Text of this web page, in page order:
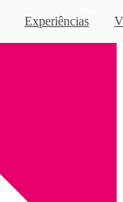
Experiências